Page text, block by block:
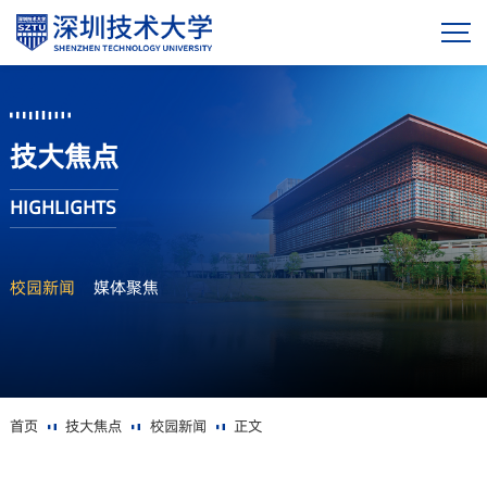
技大焦点
HIGHLIGHTS
校园新闻 媒体聚焦
首页 技大焦点 校园新闻 正文